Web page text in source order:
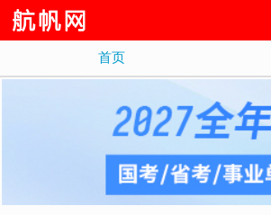
首页